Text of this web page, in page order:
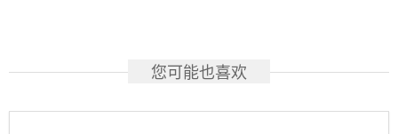
您可能也喜欢